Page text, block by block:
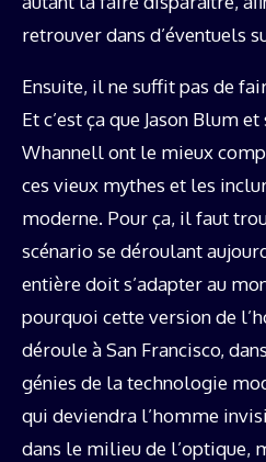
retrouver dans d’éventuels
Ensuite, il ne suffit pas de
Et c’est ça que Jason Blum
Whannell ont le mieux
ces vieux mythes et les
moderne. Pour ça, il faut
scénario se déroulant
entière doit s’adapter au
pourquoi cette version de
déroule à San Francisco,
génies de la technologie
qui deviendra l’homme
dans le milieu de